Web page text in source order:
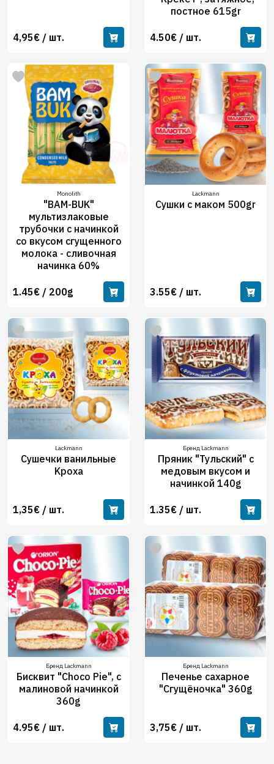
4,95€ / шт.
постное 615gr
4.50€ / шт.
Monolith
"BAM-BUK"
мультизлаковые
трубочки с начинкой
со вкусом сгущенного
молока - сливочная
начинка 60%
1.45€ / 200g
Lackmann
Сушки с маком 500gr
3.55€ / шт.
Lackmann
Сушечки ванильные
Kроха
1,35€ / шт.
Бренд Lackmann
Пряник "Тульский" с
медовым вкусом и
начинкой 140g
1.35€ / шт.
Бренд Lackmann
Бисквит "Choco Pie", с
малиновой начинкой
360g
4.95€ / шт.
Бренд Lackmann
Печенье сахарное
"Сгущёночка" 360g
3,75€ / шт.